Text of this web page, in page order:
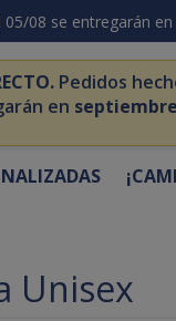
08 se entregarán
Pedidos
en septiembre
Unisex